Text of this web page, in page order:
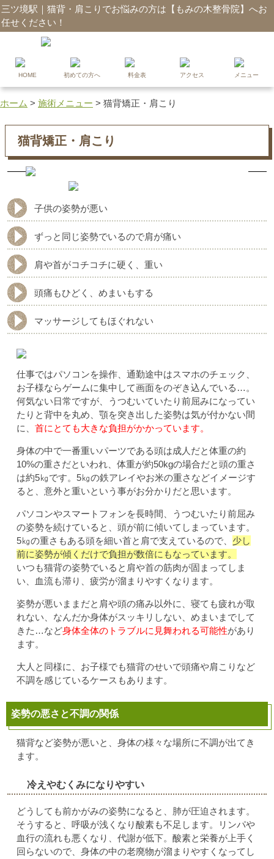
三ツ境駅｜猫背・肩こりでお悩みの方は【もみの木整骨院】へお
任せください！
HOME 初めての方へ 料金表 アクセス メニュー
ホーム > 施術メニュー > 猫背矯正・肩こり
猫背矯正・肩こり
子供の姿勢が悪い
ずっと同じ姿勢でいるので肩が痛い
肩や首がコチコチに硬く、重い
頭痛もひどく、めまいもする
マッサージしてもほぐれない
仕事ではパソコンを操作、通勤途中はスマホのチェック、
お子様ならゲームに集中して画面をのぞき込んでいる…。
何気ない日常ですが、うつむいていたり前屈みになってい
たりと背中を丸め、顎を突き出した姿勢は気が付かない間
に、 首にとても大きな負担がかかっています。
身体の中で一番重いパーツである頭は成人だと体重の約
10%の重さだといわれ、体重が約50kgの場合だと頭の重さ
は約5㎏です。5㎏の鉄アレイやお米の重さなどイメージす
ると、意外と重いという事がお分かりだと思います。
パソコンやスマートフォンを長時間、うつむいたり前屈み
の姿勢を続けていると、頭が前に傾いてしまっています。
5㎏の重さもある頭を細い首と肩で支えているので、 少し
前に姿勢が傾くだけで負担が数倍にもなっています。
いつも猫背の姿勢でいると肩や首の筋肉が固まってしま
い、血流も滞り、疲労が溜まりやすくなります。
姿勢が悪いままだと肩や頭の痛み以外に、寝ても疲れが取
れない、なんだか身体がスッキリしない、めまいまでして
きた…など身体全体のトラブルに見舞われる可能性があり
ます。
大人と同様に、お子様でも猫背のせいで頭痛や肩こりなど
不調を感じているケースもあります。
姿勢の悪さと不調の関係
猫背など姿勢が悪いと、身体の様々な場所に不調が出てき
ます。
冷えやむくみになりやすい
どうしても前かがみの姿勢になると、肺が圧迫されます。
そうすると、呼吸が浅くなり酸素も不足します。リンパや
血行の流れも悪くなり、代謝が低下。酸素と栄養が上手く
回らないので、身体の中の老廃物が溜まりやすくなってし